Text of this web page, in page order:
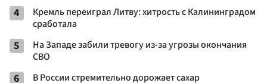
4
Кремль переиграл Литву: хитрость с Калининградом
сработала
5
На Западе забили тревогу из-за угрозы окончания
СВО
6 В России стремительно дорожает сахар